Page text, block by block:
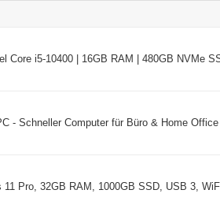
i5-10400 | 16GB RAM | 480GB NVMe
- Schneller Computer für Büro & Home Office
Pro, 32GB RAM, 1000GB SSD, USB 3,